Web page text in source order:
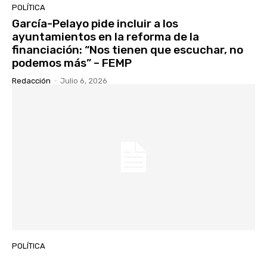
POLÍTICA
García-Pelayo pide incluir a los
ayuntamientos en la reforma de la
financiación: “Nos tienen que escuchar, no
podemos más” – FEMP
Redacción - Julio 6, 2026
POLÍTICA